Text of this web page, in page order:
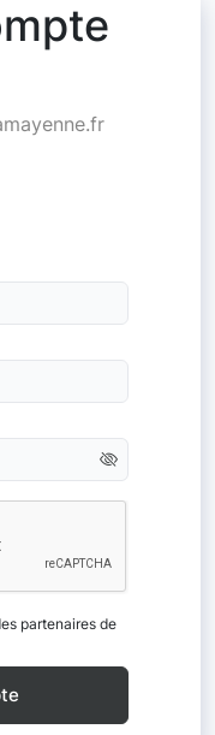
partenaires de